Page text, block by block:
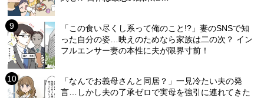
「この食い尽くし系って俺のこと!?」妻のSNSで知
った自分の姿…映えのためなら家族は二の次？ イン
フルエンサー妻の本性に夫が限界寸前！
「なんでお義母さんと同居？」一見冷たい夫の発
言…しかし夫の了承ゼロで実母を強引に連れてきた